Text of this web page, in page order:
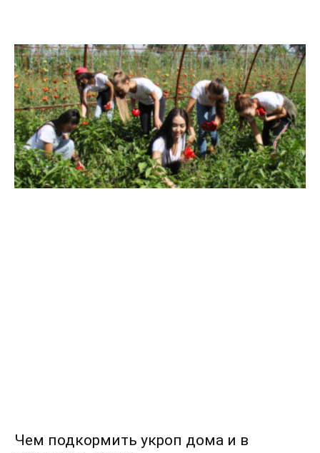
Чем подкормить укроп дома и в